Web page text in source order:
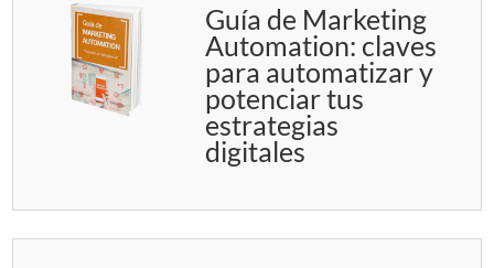
Guía de Marketing
Automation: claves
para automatizar y
potenciar tus
estrategias
digitales